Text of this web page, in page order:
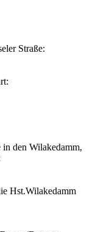
Straße:
den Wilakedamm,
Hst.Wilakedamm